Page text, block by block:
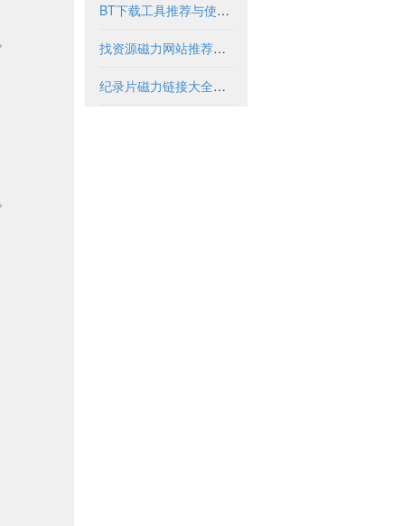
BT下载工具推荐与使用指南
找资源磁力网站推荐与安全使用指南
纪录片磁力链接大全与安全下载指南